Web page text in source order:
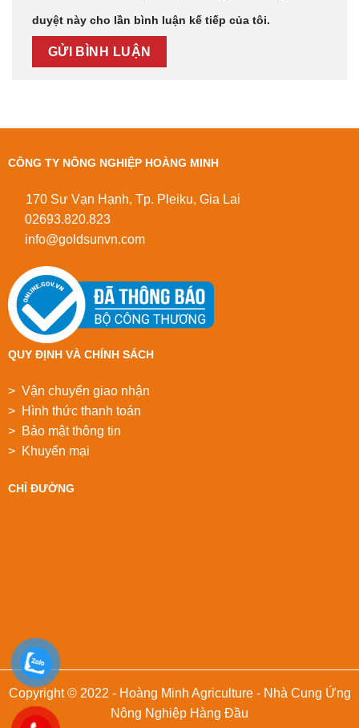
duyệt này cho lần bình luận kế tiếp của tôi.
CÔNG TY NÔNG NGHIỆP HOÀNG MINH
170 Sư Vạn Hạnh, Tp. Pleiku, Gia Lai
02693.820.823
info@goldsunvn.com
QUY ĐỊNH VÀ CHÍNH SÁCH
> Vận chuyển giao nhận
> Hình thức thanh toán
> Bảo mật thông tin
> Khuyển mại
CHỈ ĐƯỜNG
Copyright © 2022 - Hoàng Minh Agriculture - Nhà Cung Ứng
Nông Nghiệp Hàng Đầu